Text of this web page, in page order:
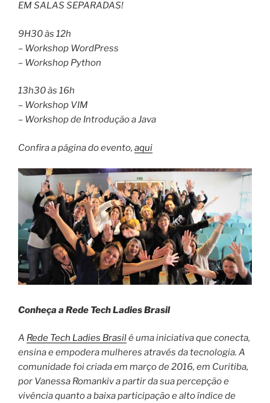
EM SALAS SEPARADAS!
9H30 às 12h
– Workshop WordPress
– Workshop Python
13h30 às 16h
– Workshop VIM
– Workshop de Introdução a Java
Confira a página do evento, aqui
Conheça a Rede Tech Ladies Brasil
A Rede Tech Ladies Brasiléumainiciativa que conecta,
ensina e empodera mulheres através da tecnologia. A
comunidade foi criada em março de 2016, em Curitiba,
por Vanessa Romankiv a partir da sua percepção e
vivência quanto a baixa participação e alto índice de